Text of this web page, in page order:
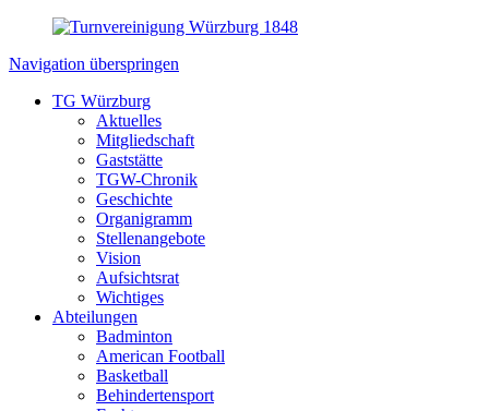
Navigation überspringen
TG Würzburg
Aktuelles
Mitgliedschaft
Gaststätte
TGW-Chronik
Geschichte
Organigramm
Stellenangebote
Vision
Aufsichtsrat
Wichtiges
Abteilungen
Badminton
American Football
Basketball
Behindertensport